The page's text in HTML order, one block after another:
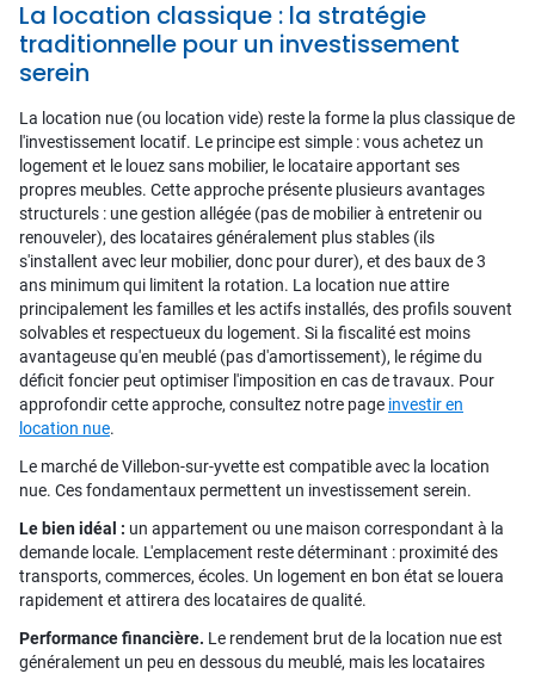
La location classique : la stratégie
traditionnelle pour un investissement
serein
La location nue (ou location vide) reste la forme la plus classique de
l'investissement locatif. Le principe est simple : vous achetez un
logement et le louez sans mobilier, le locataire apportant ses
propres meubles. Cette approche présente plusieurs avantages
structurels : une gestion allégée (pas de mobilier à entretenir ou
renouveler), des locataires généralement plus stables (ils
s'installent avec leur mobilier, donc pour durer), et des baux de 3
ans minimum qui limitent la rotation. La location nue attire
principalement les familles et les actifs installés, des profils souvent
solvables et respectueux du logement. Si la fiscalité est moins
avantageuse qu'en meublé (pas d'amortissement), le régime du
déficit foncier peut optimiser l'imposition en cas de travaux. Pour
approfondir cette approche, consultez notre page investir en
location nue.
Le marché de Villebon-sur-yvette est compatible avec la location
nue. Ces fondamentaux permettent un investissement serein.
Le bien idéal : un appartement ou une maison correspondant à la
demande locale. L'emplacement reste déterminant : proximité des
transports, commerces, écoles. Un logement en bon état se louera
rapidement et attirera des locataires de qualité.
Performance financière. Le rendement brut de la location nue est
généralement un peu en dessous du meublé, mais les locataires